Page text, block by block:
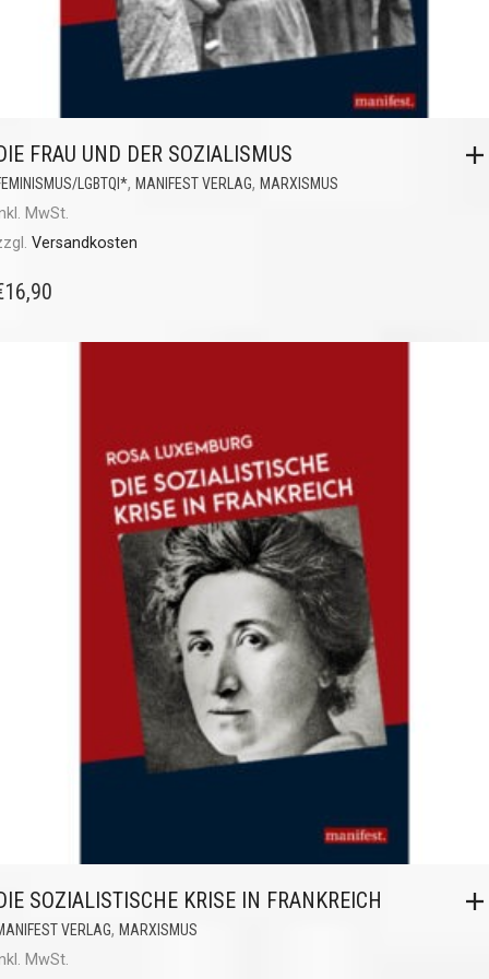
FRAU UND DER SOZIALISMUS
LGBTQI*, MANIFEST VERLAG, MARXISMUS
MwSt.
Versandkosten
16,90
SOZIALISTISCHE KRISE IN FRANKREICH
VERLAG, MARXISMUS
MwSt.